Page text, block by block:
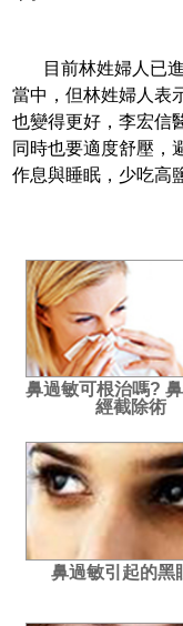
目前林姓婦人已進
當中，但林姓婦人表
也變得更好，李宏信
同時也要適度舒壓，
作息與睡眠，少吃高
鼻過敏可根治嗎?
經截除術
鼻過敏引起的黑